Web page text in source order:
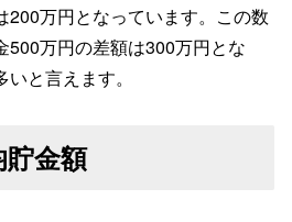
200万円となっています。この数
500万円の差額は300万円とな
と言えます。
金額